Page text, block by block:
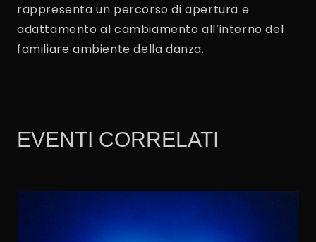
rappresenta un percorso di apertura e
adattamento al cambiamento all’interno del
familiare ambiente della danza.
EVENTI CORRELATI